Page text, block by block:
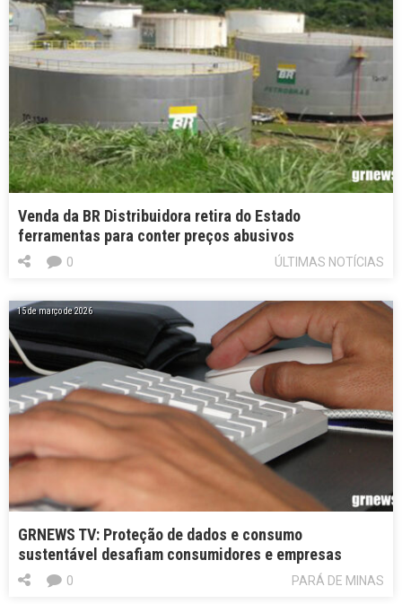
Venda da BR Distribuidora retira do Estado
ferramentas para conter preços abusivos
ÚLTIMAS NOTÍCIAS
0
15 de março de 2026
GRNEWS TV: Proteção de dados e consumo
sustentável desafiam consumidores e empresas
PARÁ DE MINAS
0